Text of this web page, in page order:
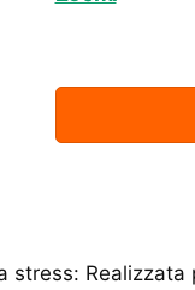
stress: